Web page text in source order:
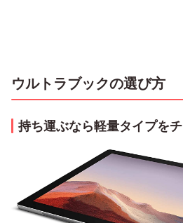
ウルトラブックの選び方
持ち運ぶなら軽量タイプを